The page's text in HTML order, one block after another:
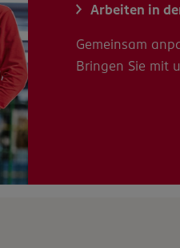
Arbeiten in
Gemeinsam
Bringen Sie mit